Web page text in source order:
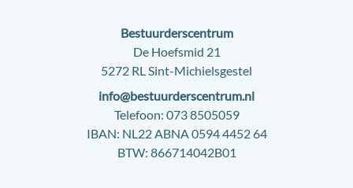
Contact:
Bestuurderscentrum
Adres:
De Hoefsmid 21
5272 RL Sint-Michielsgestel
E-
mail:
info@bestuurderscentrum.nl
Telefoon: 073 8505059
IBAN: NL22 ABNA 0594 4452 64
BTW: 866714042B01